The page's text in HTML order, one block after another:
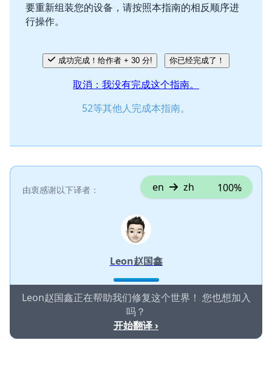
要重新组装您的设备，请按照本指南的相反顺序进
行操作。
成功完成！给作者 + 30 分! 你已经完成了！
取消：我没有完成这个指南。
52等其他人完成本指南。
由衷感谢以下译者： en zh 100%
Leon赵国鑫
Leon赵国鑫正在帮助我们修复这个世界！ 您也想加入
吗？
开始翻译 ›